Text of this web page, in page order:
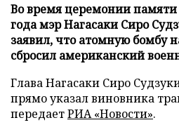
Во время церемонии памяти
года мэр Нагасаки Сиро
заявил, что атомную бомбу
сбросил американский
Глава Нагасаки Сиро
прямо указал виновника
передаетРИА «Новости».